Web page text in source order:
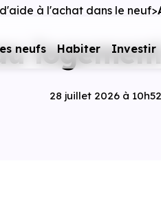
neufs Habiter Investir
à l'achat dans le neuf
28 juillet 2026 à 10h52